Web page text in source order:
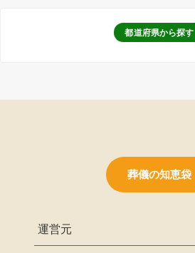
都道府県から探す
葬儀の知恵袋
運営元